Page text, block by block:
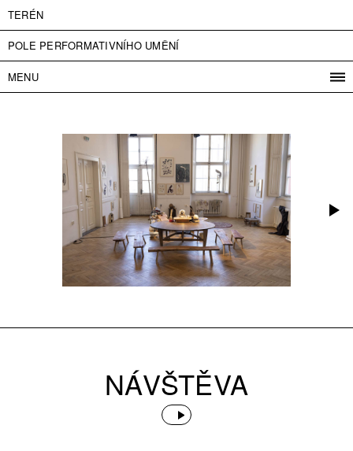
TERÉN
POLE PERFORMATIVNÍHO UMĚNÍ
MENU
VSTUPNÉ
PARTNEŘI
ENGLISH
NÁVŠTĚVA